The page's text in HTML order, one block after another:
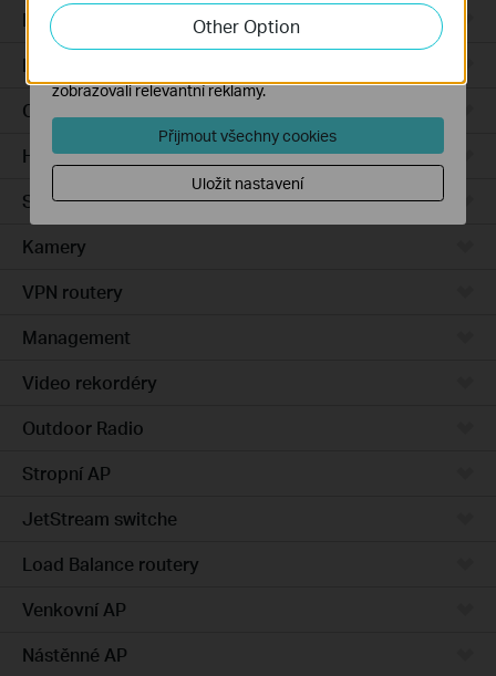
Integrated Gateways
DSL Gateways
Cloud-Based
Hardware
Software
Kamery
VPN routery
Management
Video rekordéry
Outdoor Radio
Stropní AP
JetStream switche
Load Balance routery
Venkovní AP
Nástěnné AP
Other Option
zlepšení a přizpůsobení jejich funkčnosti.
Marketingové soubory cookie mohou prostřednictvím
zobrazovali relevantní reklamy.
Přijmout všechny cookies
Uložit nastavení